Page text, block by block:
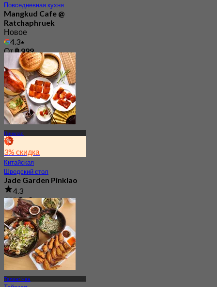
Повседневная кухня
Mangkud Cafe @
Ratchaphruek
Новое
4.3
От฿ 999
Пинклао
3% скидка
Китайская
Шведский стол
Jade Garden Pinklao
4.3
330 Забронировано
От฿ 639
Талинг Чан